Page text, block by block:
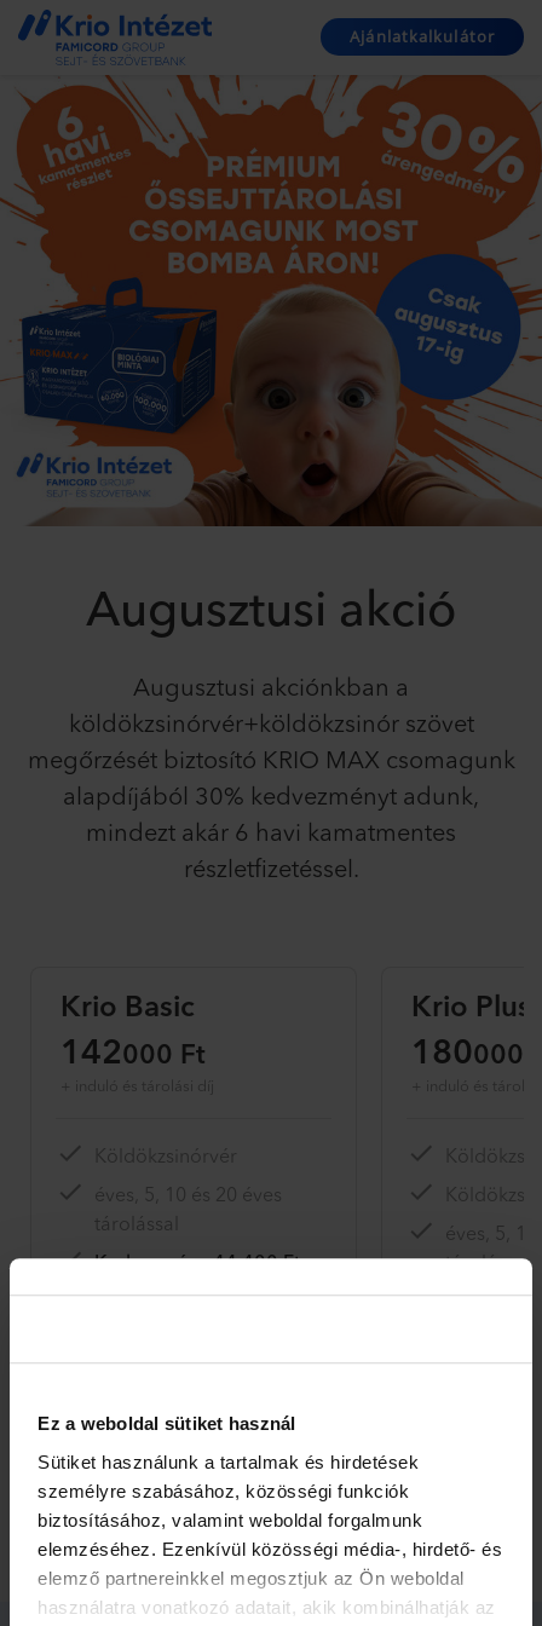
Ez a weboldal sütiket használ
Sütiket használunk a tartalmak és hirdetések
személyre szabásához, közösségi funkciók
biztosításához, valamint weboldal forgalmunk
elemzéséhez. Ezenkívül közösségi média-, hirdető- és
elemző partnereinkkel megosztjuk az Ön weboldal
használatra vonatkozó adatait, akik kombinálhatják az
Ajánlatkalkulátor
Augusztusi akció
Augusztusi akciónkban a
köldökzsinórvér+köldökzsinór szövet
megőrzését biztosító KRIO MAX csomagunk
alapdíjából 30% kedvezményt adunk,
mindezt akár 6 havi kamatmentes
részletfizetéssel.
Krio Basic
142000 Ft
+ induló és tárolási díj
Köldökzsinórvér
éves, 5, 10 és 20 éves
tárolással
Kedvezmény 44 400 Ft
Érdekel
Krio Plus
180000
+ induló és
éves, 5,
tárolással